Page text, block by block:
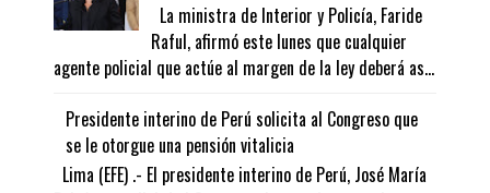
La ministra de Interior y Policía, Faride
Raful, afirmó este lunes que cualquier
agente policial que actúe al margen de la ley deberá as...
Presidente interino de Perú solicita al Congreso que
se le otorgue una pensión vitalicia
Lima (EFE) .- El presidente interino de Perú, José María